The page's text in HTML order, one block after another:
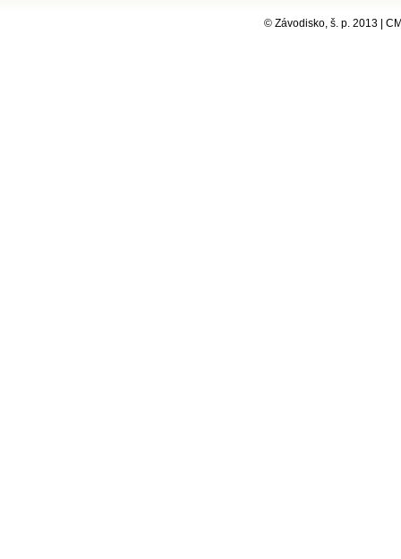
© Závodisko, š. p. 2013 |